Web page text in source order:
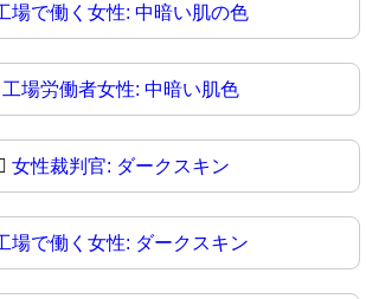
場で働く女性: 中暗い肌の色
工場労働者女性: 中暗い肌色
女性裁判官: ダークスキン
場で働く女性: ダークスキン